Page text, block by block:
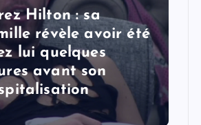
Hilton : sa
révèle avoir été
lui quelques
avant son